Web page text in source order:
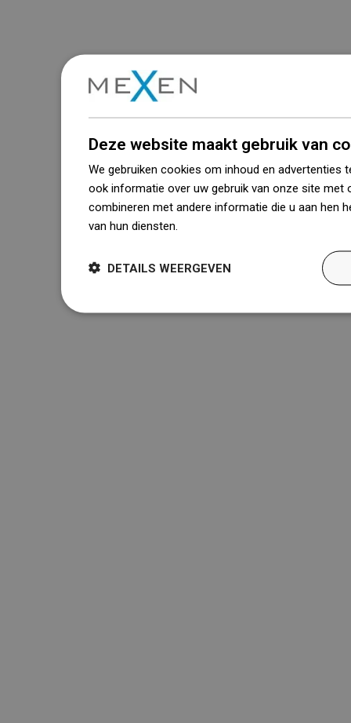
Deze website maakt gebruik van
We gebruiken cookies om inhoud en advertenties
ook informatie over uw gebruik van onze site met
combineren met andere informatie die u aan hen
van hun diensten.
DETAILS WEERGEVEN